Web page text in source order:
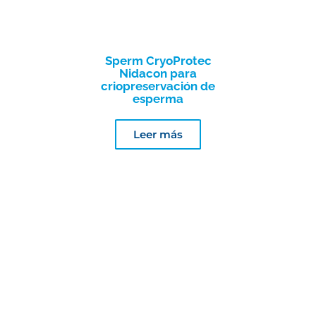
Sperm CryoProtec
Nidacon para
criopreservación de
esperma
Leer más